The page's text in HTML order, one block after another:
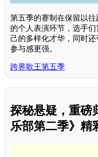
第五季的赛制在保留以
的个人表演环节，选手
己的多样化才华，同时
参与感更强。
跨界歌王第五季
探秘悬疑，重
乐部第二季》精